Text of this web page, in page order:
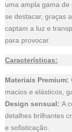
uma ampla gama
se destacar, graças
captam a luz e
para provocar.
Características:
Materiais Premium:
macios e elásticos,
Design sensual: A
detalhes brilhantes
e sofisticação.